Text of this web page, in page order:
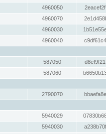
4960050
4960070
4960030
4960040
587050
587060
2790070
5940029
5940030